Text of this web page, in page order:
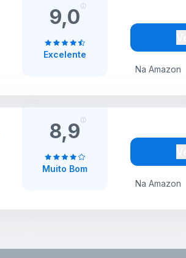
Na Amazon
9,0
Excelente
Na Amazon
8,9
Muito Bom